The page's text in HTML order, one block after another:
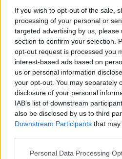
If you wish to opt-out of the sale,
processing of your personal or
targeted advertising by us, please
section to confirm your selection.
opt-out request is processed you
interest-based ads based on
us or personal information
your opt-out. You may separately
disclosure of your personal
IAB’s list of downstream
also be disclosed by us to third
Downstream Participants that
Please note that this website/app
Personal Data Processing
Δελτία Τύπου
Φωτογραφικό Υλικό
Λογότυπα
24ο
Προσκοπικό
ταξίδι του
Ελληνικής
Αρθρογραφος:Ομάδα
Ημ/νια Έκδοσης:15/04/
Κατηγορίες: Προσκοπική